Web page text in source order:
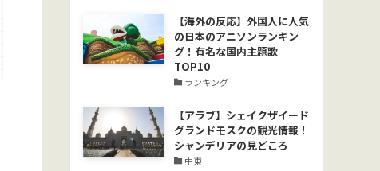
【海外の反応】外国人に人気
の日本のアニソンランキン
グ！有名な国内主題歌
TOP10
ランキング
【アラブ】シェイクザイード
グランドモスクの観光情報！
シャンデリアの見どころ
中東